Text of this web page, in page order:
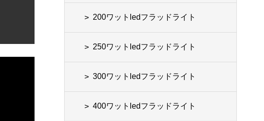
200ワットledフラッドライト
250ワットledフラッドライト
300ワットledフラッドライト
400ワットledフラッドライト